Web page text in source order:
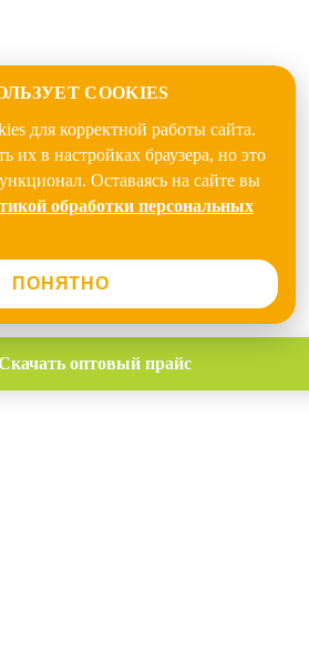
COOKIES
для корректной работы сайта.
их в настройках браузера, но это
Оставаясь на сайте вы
обработки персональных
ПОНЯТНО
оптовый прайс